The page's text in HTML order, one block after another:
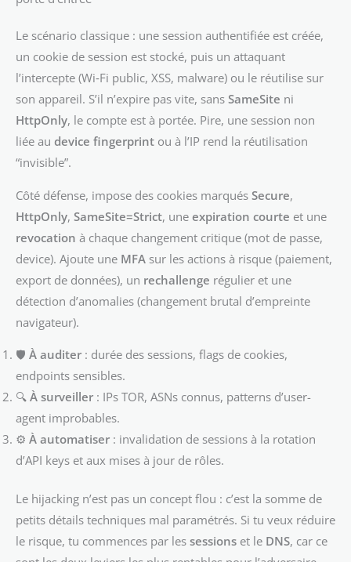
Le scénario classique : une session authentifiée est créée,
un cookie de session est stocké, puis un attaquant
l’intercepte (Wi‑Fi public, XSS, malware) ou le réutilise sur
son appareil. S’il n’expire pas vite, sans SameSite ni
HttpOnly, le compte est à portée. Pire, une session non
liée au device fingerprint ou à l’IP rend la réutilisation
“invisible”.
Côté défense, impose des cookies marqués Secure,
HttpOnly, SameSite=Strict, une expiration courte et une
revocation à chaque changement critique (mot de passe,
device). Ajoute une MFA sur les actions à risque (paiement,
export de données), un rechallenge régulier et une
détection d’anomalies (changement brutal d’empreinte
navigateur).
🛡️ À auditer : durée des sessions, flags de cookies,
endpoints sensibles.
🔍 À surveiller : IPs TOR, ASNs connus, patterns d’user-
agent improbables.
⚙️ À automatiser : invalidation de sessions à la rotation
d’API keys et aux mises à jour de rôles.
Le hijacking n’est pas un concept flou : c’est la somme de
petits détails techniques mal paramétrés. Si tu veux réduire
le risque, tu commences par les sessions et le DNS, car ce